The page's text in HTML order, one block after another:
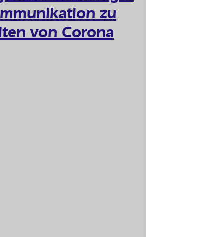
zu
von Corona